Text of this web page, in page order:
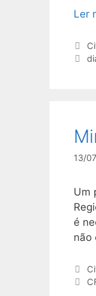
Ler
13/
Um
é
não